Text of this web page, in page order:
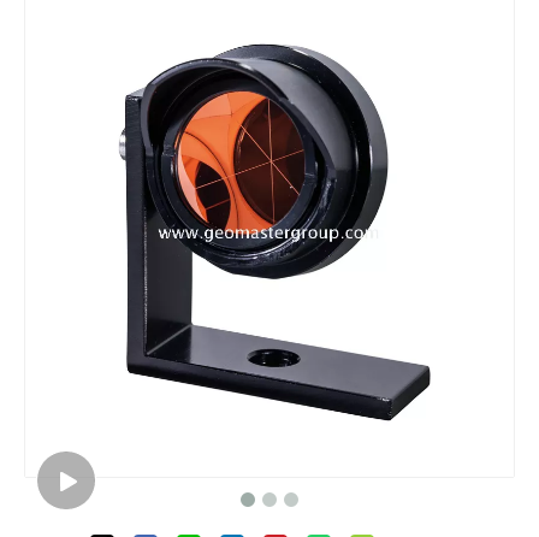
Lăng kính che mưa (L-bar GMP104,25.4mm)